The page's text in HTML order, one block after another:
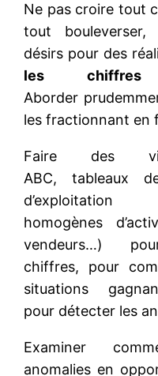
Ne pas croire tout
tout
désirs pour des
les chiffres
Aborder
les fractionnant en
Faire des
ABC, tableaux
homogènes
vendeurs…)
chiffres, pour
situations
pour détecter les
Examiner
anomalies en